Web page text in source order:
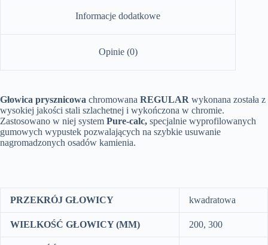
Informacje dodatkowe
Opinie (0)
Głowica prysznicowa chromowana REGULAR wykonana została z
wysokiej jakości stali szlachetnej i wykończona w chromie.
Zastosowano w niej system Pure-calc, specjalnie wyprofilowanych
gumowych wypustek pozwalających na szybkie usuwanie
nagromadzonych osadów kamienia.
PRZEKRÓJ GŁOWICY kwadratowa
WIELKOŚĆ GŁOWICY (MM) 200, 300